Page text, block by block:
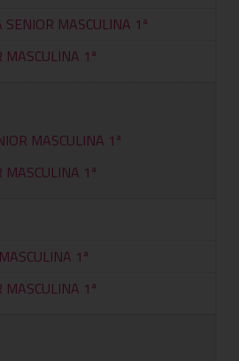
SENIOR MASCULINA 1ª
MASCULINA 1ª
MASCULINA 1ª
MASCULINA 1ª
1ª
MASCULINA 1ª